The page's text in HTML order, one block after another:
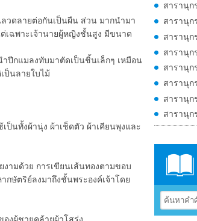
ลวดลายต่อกันเป็นผืน ส่วน มากนำมา
เฉพาะเจ้านายผู้หญิงชั้นสูง มีขนาด
กแมลงทับมาตัดเป็นชิ้นเล็กๆ เหมือน
ป็นลายใบไม้
ป็นทั้งผ้านุ่ง ผ้าเช็ดตัว ผ้าเคียนพุงและ
ามด้วย การเขียนเส้นทองตามขอบ
ษัตริย์ลงมาถึงชั้นพระองค์เจ้าโดย
สารานุก
สารานุก
สารานุก
สารานุก
สารานุก
สารานุก
สารานุก
สารานุก